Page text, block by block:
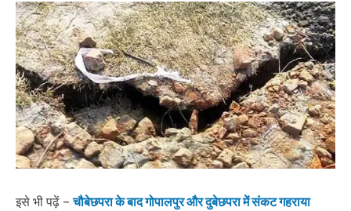
इसे भी पढ़ें –चौबेछपरा के बाद गोपालपुर और दुबेछपरा में संकट गहराया